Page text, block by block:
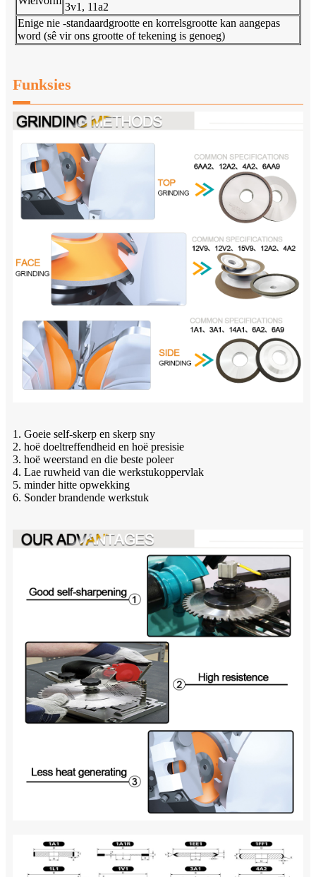
3v1, 11a2
Enige nie -standaardgrootte en korrelsgrootte kan aangepas
word (sê vir ons grootte of tekening is genoeg)
Funksies
1. Goeie self-skerp en skerp sny
2. hoë doeltreffendheid en hoë presisie
3. hoë weerstand en die beste poleer
4. Lae ruwheid van die werkstukoppervlak
5. minder hitte opwekking
6. Sonder brandende werkstuk